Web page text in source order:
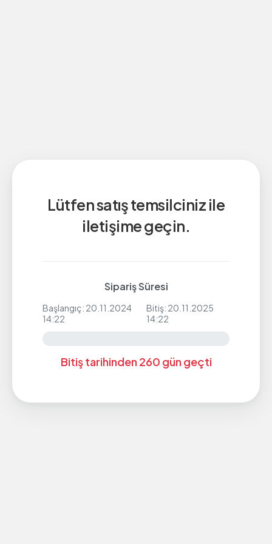
Lütfen satış temsilciniz ile
iletişime geçin.
Sipariş Süresi
Başlangıç: 20.11.2024
14:22
Bitiş: 20.11.2025
14:22
Bitiş tarihinden 260 gün geçti